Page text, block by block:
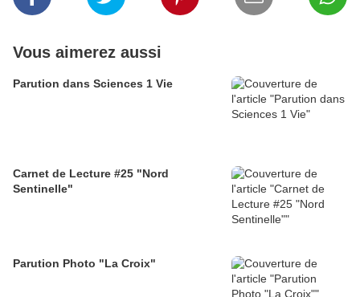
Vous aimerez aussi
Parution dans Sciences 1 Vie
Carnet de Lecture #25 "Nord
Sentinelle"
Parution Photo "La Croix"